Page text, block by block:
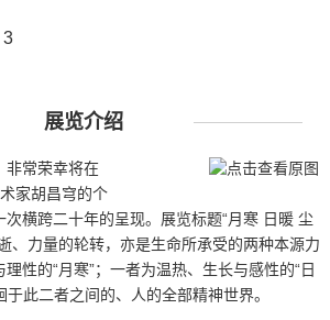
3
展览介绍
非常荣幸将在
家胡昌穹的个
横跨二十年的呈现。展览标题“月寒 日暖 尘
力量的轮转，亦是生命所承受的两种本源力
性的“月寒”；一者为温热、生长与感性的“日
于此二者之间的、人的全部精神世界。